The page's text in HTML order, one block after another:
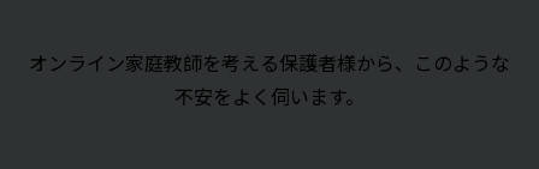
オンライン家庭教師を考える保護者様から、このような
不安をよく伺います。